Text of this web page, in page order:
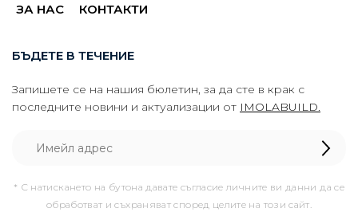
ЗА НАС КОНТАКТИ
БЪДЕТЕ В ТЕЧЕНИЕ
Запишете се на нашия бюлетин, за да сте в крак с
последните новини и актуализации от IMOLABUILD.
* С натискането на бутона давате съгласие личните ви данни да се
обработват и съхраняват според целите на този сайт.